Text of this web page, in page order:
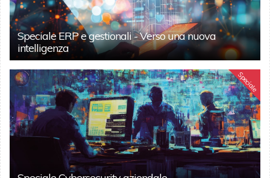
Speciale ERP e gestionali - Verso una nuova
intelligenza
Speciale